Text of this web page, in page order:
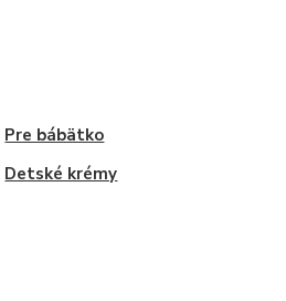
Pre bábätko
Detské krémy